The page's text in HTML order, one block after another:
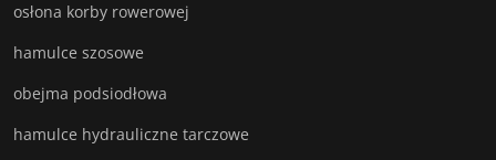
osłona korby rowerowej
hamulce szosowe
obejma podsiodłowa
hamulce hydrauliczne tarczowe